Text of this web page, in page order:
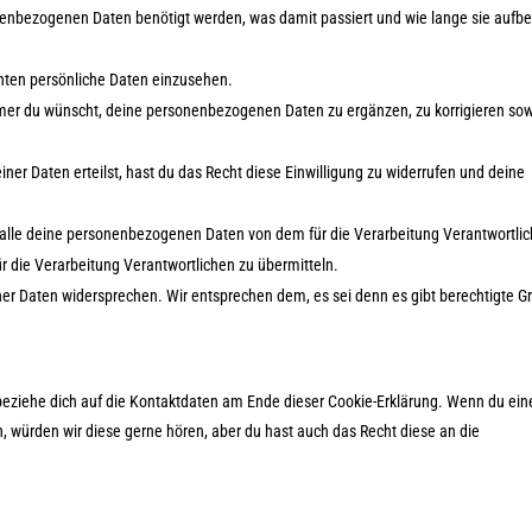
Daten benötigt werden, was damit passiert und wie lange sie
persönliche Daten einzusehen.
du wünscht, deine personenbezogenen Daten zu ergänzen, zu korrigieren
Daten erteilst, hast du das Recht diese Einwilligung zu widerrufen und deine
deine personenbezogenen Daten von dem für die Verarbeitung
die Verarbeitung Verantwortlichen zu übermitteln.
Daten widersprechen. Wir entsprechen dem, es sei denn es gibt berechtigte
dich auf die Kontaktdaten am Ende dieser Cookie-Erklärung. Wenn du
wir diese gerne hören, aber du hast auch das Recht diese an die